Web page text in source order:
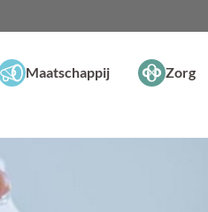
Maatschappij Zorg